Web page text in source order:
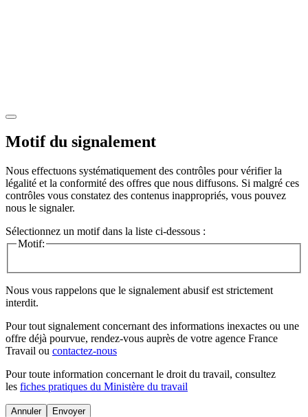
Motif du signalement
Nous effectuons systématiquement des contrôles pour vérifier la
légalité et la conformité des offres que nous diffusons. Si malgré ces
contrôles vous constatez des contenus inappropriés, vous pouvez
nous le signaler.
Sélectionnez un motif dans la liste ci-dessous :
Motif:
Nous vous rappelons que le signalement abusif est strictement
interdit.
Pour tout signalement concernant des informations inexactes ou une
offre déjà pourvue, rendez-vous auprès de votre agence France
Travail ou contactez-nous
Pour toute information concernant le droit du travail, consultez
les fiches pratiques du Ministère du travail
Annuler